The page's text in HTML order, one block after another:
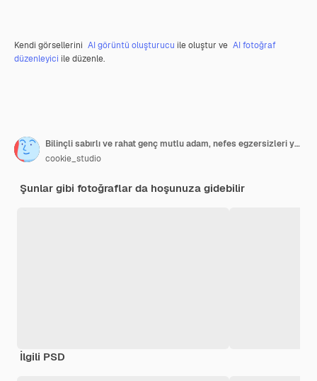
Kendi görsellerini AI görüntü oluşturucu ile oluştur ve AI fotoğraf
düzenleyici ile düzenle.
Bilinçli sabırlı ve rahat genç mutlu adam, nefes egzersizleri yapıyor, ellerini yana doğru tutuyor ve rahatlamış bir şekilde gülümsüyor, çalışma süresince stresi azaltıyor, meditasyon yapmak için ara veriyor, beyaz duvar
cookie_studio
Şunlar gibi fotoğraflar da hoşunuza gidebilir
İlgili PSD